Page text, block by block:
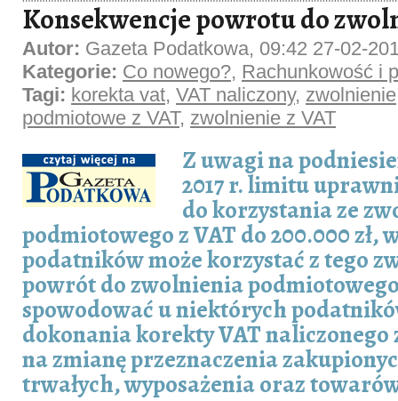
Konsekwencje powrotu do
Autor: Gazeta Podatkowa, 09:42 27-02-
Kategorie: Co nowego?, Rachunkowość i
Tagi: korekta vat, VAT naliczony, zwolnienie
podmiotowe z VAT, zwolnienie z VAT
Z uwagi na
2017 r. limitu
do korzystania ze
podmiotowego z VAT do 200.000 zł,
podatników może korzystać z tego
powrót do zwolnienia
spowodować u niektórych
dokonania korekty VAT naliczonego
na zmianę przeznaczenia
trwałych, wyposażenia oraz